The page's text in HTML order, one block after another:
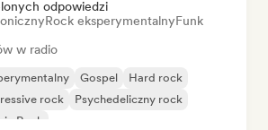
odpowiedzi
Rock eksperymentalnyFunk
w radio
Gospel
Hard rock
rock
Psychedeliczny rock
Rock